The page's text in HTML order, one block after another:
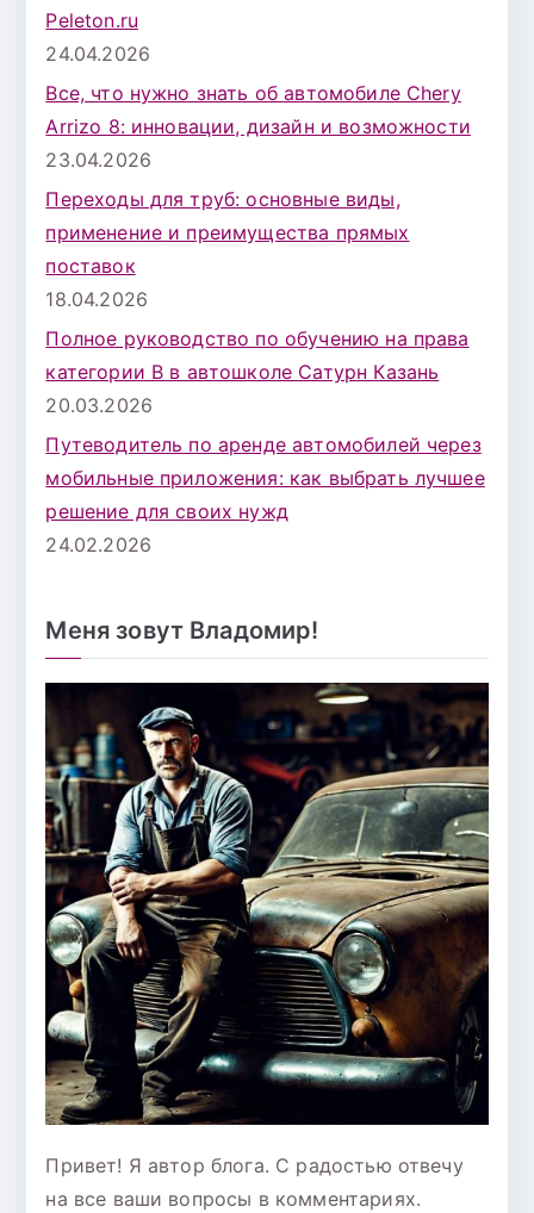
Peleton.ru
24.04.2026
Все, что нужно знать об автомобиле Chery
Arrizo 8: инновации, дизайн и возможности
23.04.2026
Переходы для труб: основные виды,
применение и преимущества прямых
поставок
18.04.2026
Полное руководство по обучению на права
категории B в автошколе Сатурн Казань
20.03.2026
Путеводитель по аренде автомобилей через
мобильные приложения: как выбрать лучшее
решение для своих нужд
24.02.2026
Меня зовут Владомир!
Привет! Я автор блога. С радостью отвечу
на все ваши вопросы в комментариях.